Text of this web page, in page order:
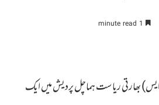
(کے ایم ایس) بھارتی ریاست ہماچل پردیش میں ایک